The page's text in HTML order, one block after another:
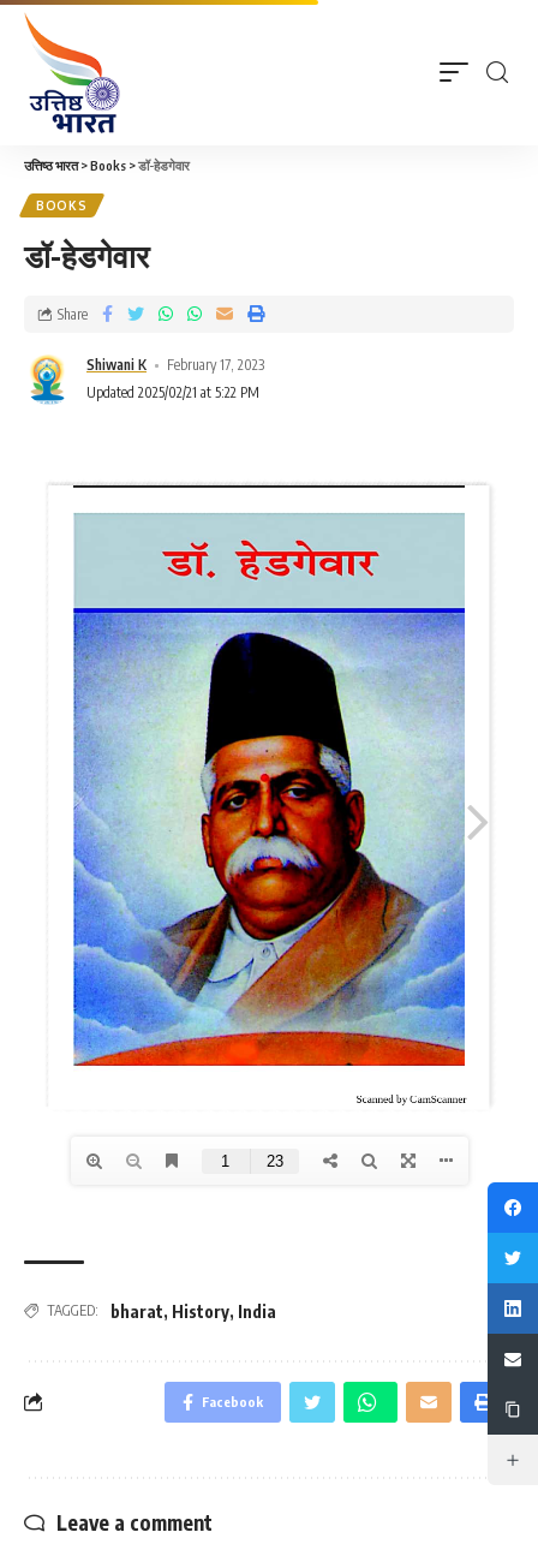
उत्तिष्ठ भारत>Books >डॉ-हेडगेवार
BOOKS
डॉ-हेडगेवार
Shiwani K
February 17, 2023
Updated 2025/02/21 at 5:22 PM
Share
TAGGED: bharat, History, India
Facebook
Leave a comment